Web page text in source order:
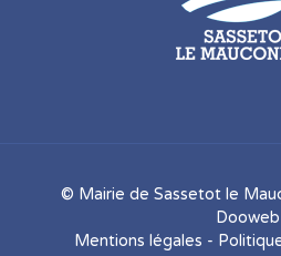
© Mairie de Sassetot le
Dooweb
Mentions légales -